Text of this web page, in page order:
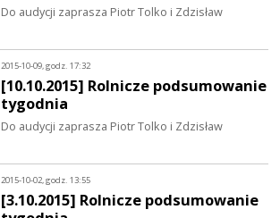
Do audycji zaprasza Piotr Tolko i Zdzisław
2015-10-09, godz. 17:32
[10.10.2015] Rolnicze podsumowanie
tygodnia
Do audycji zaprasza Piotr Tolko i Zdzisław
2015-10-02, godz. 13:55
[3.10.2015] Rolnicze podsumowanie